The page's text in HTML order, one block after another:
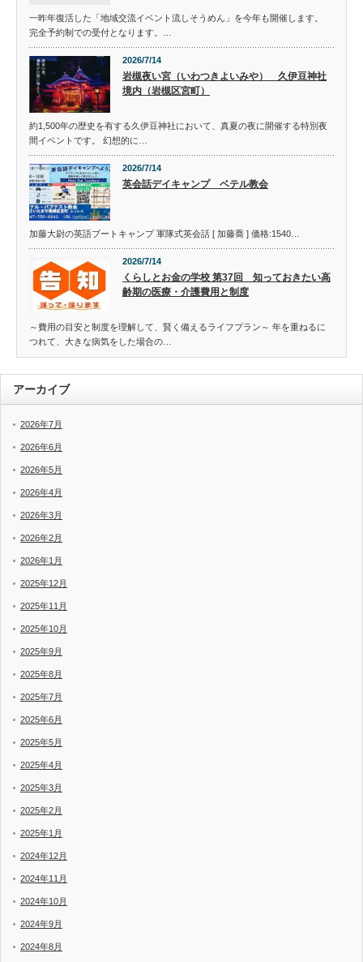
一昨年復活した「地域交流イベント流しそうめん」を今年も開催します。
完全予約制での受付となります。…
2026/7/14
岩槻夜い宮（いわつきよいみや） 久伊豆神社
境内（岩槻区宮町）
約1,500年の歴史を有する久伊豆神社において、真夏の夜に開催する特別夜
間イベントです。 幻想的に…
2026/7/14
英会話デイキャンプ ベテル教会
加藤大尉の英語ブートキャンプ 軍隊式英会話 [ 加藤喬 ] 価格:1540…
2026/7/14
くらしとお金の学校 第37回 知っておきたい高
齢期の医療・介護費用と制度
～費用の目安と制度を理解して、賢く備えるライフプラン～ 年を重ねるに
つれて、大きな病気をした場合の…
アーカイブ
2026年7月
2026年6月
2026年5月
2026年4月
2026年3月
2026年2月
2026年1月
2025年12月
2025年11月
2025年10月
2025年9月
2025年8月
2025年7月
2025年6月
2025年5月
2025年4月
2025年3月
2025年2月
2025年1月
2024年12月
2024年11月
2024年10月
2024年9月
2024年8月